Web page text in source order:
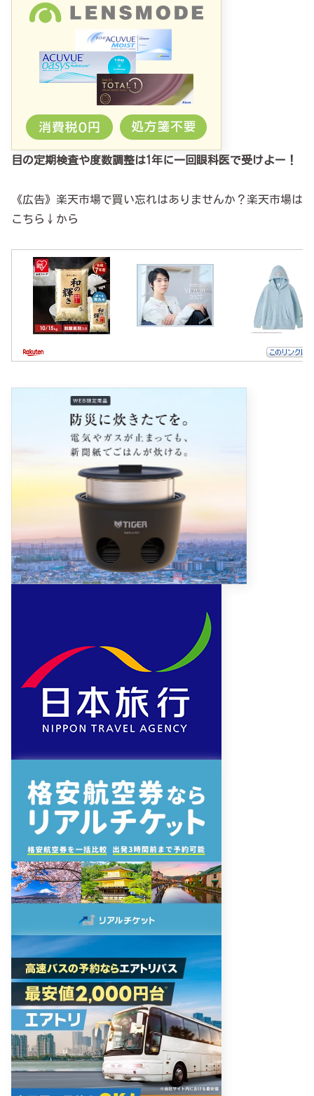
目の定期検査や度数調整は1年に一回眼科医で受けよー！
《広告》楽天市場で買い忘れはありませんか？楽天市場は
こちら↓から